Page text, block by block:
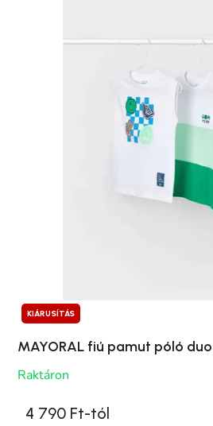
KIÁRUSÍTÁS
MAYORAL fiú pamut póló
Raktáron
4 790 Ft-tól